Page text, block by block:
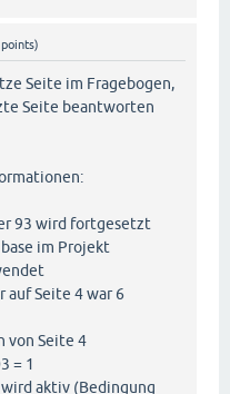
points)
Seite im Fragebogen,
Seite beantworten
93 wird fortgesetzt
im Projekt
Seite 4 war 6
von Seite 4
= 1
aktiv (Bedingung